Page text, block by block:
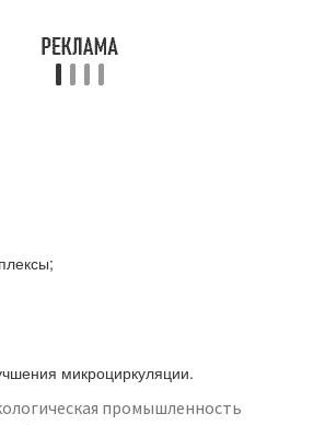
микроциркуляции.
промышленность